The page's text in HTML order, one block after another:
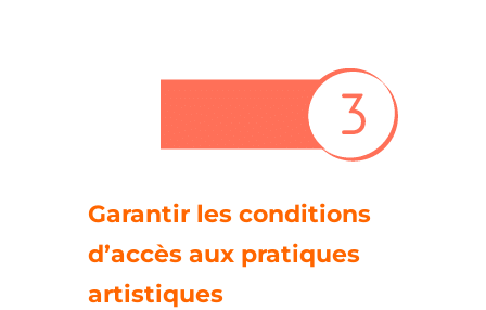
Garantir les conditions
d’accès aux pratiques
artistiques